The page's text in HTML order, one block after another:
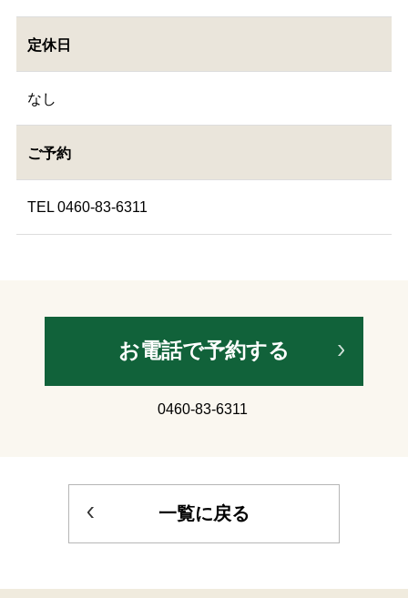
定休日
なし
ご予約
TEL 0460-83-6311
お電話で予約する
0460-83-6311
一覧に戻る